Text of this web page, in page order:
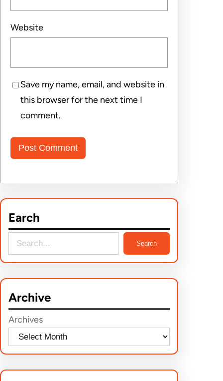
Website
Save my name, email, and website in
this browser for the next time I
comment.
Earch
e
c
h
Search
Archive
Archives